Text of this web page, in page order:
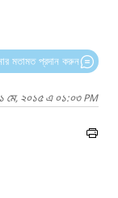
মতামত প্রদান করুন
মে, ২০১৫ এ ০১:০৩ PM